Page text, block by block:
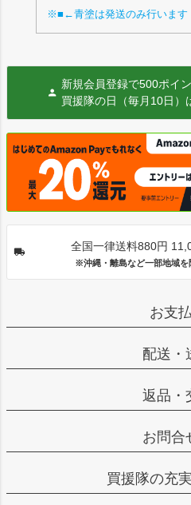
※■←青塗は発送のみ行います
新規会員登録で500ポイ
買援隊の日（毎月10日）
全国一律送料880円
※沖縄・離島など一部地域
お支
配送・
返品・
お問合
買援隊の充